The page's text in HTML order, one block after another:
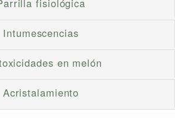
Intumescencias
en melón
Acristalamiento